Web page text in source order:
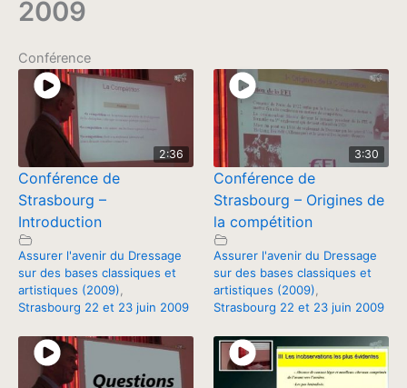
2009
Conférence
2:36
Conférence de
Strasbourg –
Introduction
Assurer l'avenir du Dressage
sur des bases classiques et
artistiques (2009),
Strasbourg 22 et 23 juin 2009
3:30
Conférence de
Strasbourg – Origines de
la compétition
Assurer l'avenir du Dressage
sur des bases classiques et
artistiques (2009),
Strasbourg 22 et 23 juin 2009